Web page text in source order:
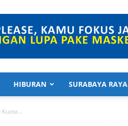
HIBURAN SURABAYA RAYA